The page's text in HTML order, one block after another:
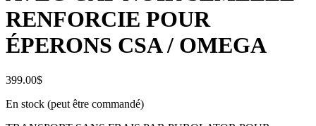
RENFORCIE POUR
ÉPERONS CSA / OMEGA
399.00$
En stock (peut être commandé)